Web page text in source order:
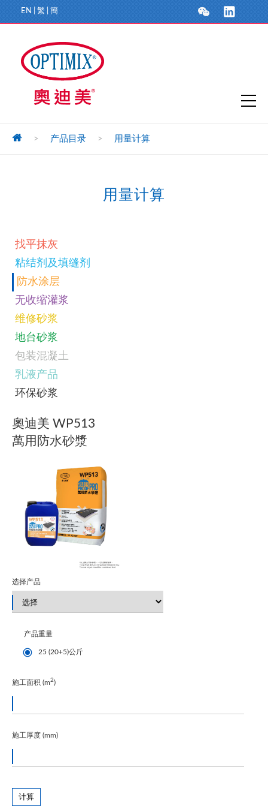
EN 繁 簡
> 产品目录 > 用量计算
用量计算
找平抹灰
粘结剂及填缝剂
防水涂层
无收缩灌浆
维修砂浆
地台砂浆
包装混凝土
乳液产品
环保砂浆
奧迪美 WP513
萬用防水砂漿
选择产品
产品重量
25 (20+5)公斤
施工面积 (m2)
施工厚度 (mm)
计算